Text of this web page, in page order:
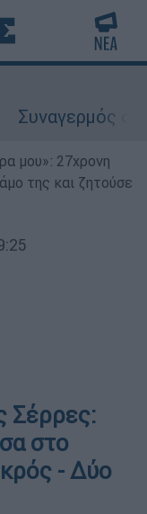
μου»: 27χρονη
της και ζητούσε
Σέρρες:
στο
- Δύο